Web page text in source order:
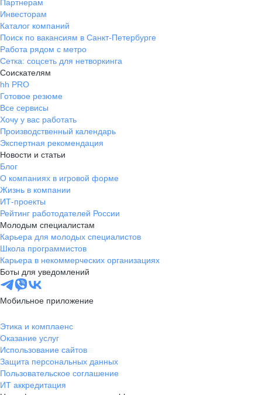
Партнерам
Инвесторам
Каталог компаний
Поиск по вакансиям в Санкт-Петербурге
Работа рядом с метро
Сетка: соцсеть для нетворкинга
Соискателям
hh PRO
Готовое резюме
Все сервисы
Хочу у вас работать
Производственный календарь
Экспертная рекомендация
Новости и статьи
Блог
О компаниях в игровой форме
Жизнь в компании
ИТ-проекты
Рейтинг работодателей России
Молодым специалистам
Карьера для молодых специалистов
Школа программистов
Карьера в некоммерческих организациях
Боты для уведомлений
Мобильное приложение
Этика и комплаенс
Оказание услуг
Использование сайтов
Защита персональных данных
Пользовательское соглашение
ИТ аккредитация